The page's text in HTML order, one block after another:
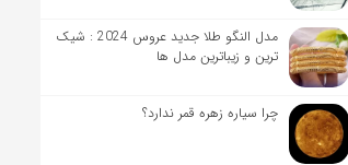
مدل النگو طلا جدید عروس 2024 : شیک
ترین و زیباترین مدل ها
چرا سیاره زهره قمر ندارد؟